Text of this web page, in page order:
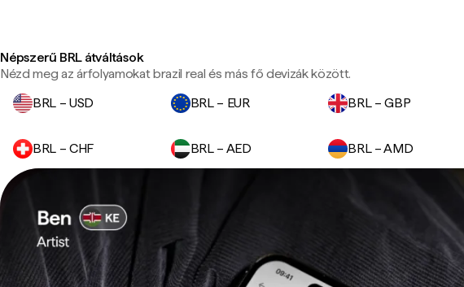
Népszerű BRL átváltások
Nézd meg az árfolyamokat brazil real és más fő devizák között.
BRL – USD
BRL – EUR BRL – GBP
BRL – CHF BRL – AED BRL – AMD